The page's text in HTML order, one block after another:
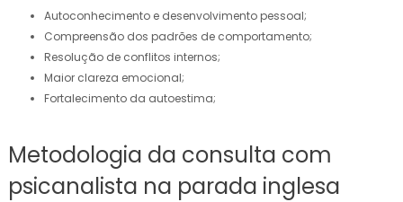
Autoconhecimento e desenvolvimento pessoal;
Compreensão dos padrões de comportamento;
Resolução de conflitos internos;
Maior clareza emocional;
Fortalecimento da autoestima;
Metodologia da consulta com
psicanalista na parada inglesa